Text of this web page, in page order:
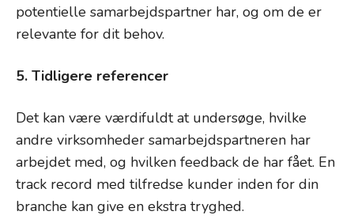
potentielle samarbejdspartner har, og om de er
relevante for dit behov.
5. Tidligere referencer
Det kan være værdifuldt at undersøge, hvilke
andre virksomheder samarbejdspartneren har
arbejdet med, og hvilken feedback de har fået. En
track record med tilfredse kunder inden for din
branche kan give en ekstra tryghed.